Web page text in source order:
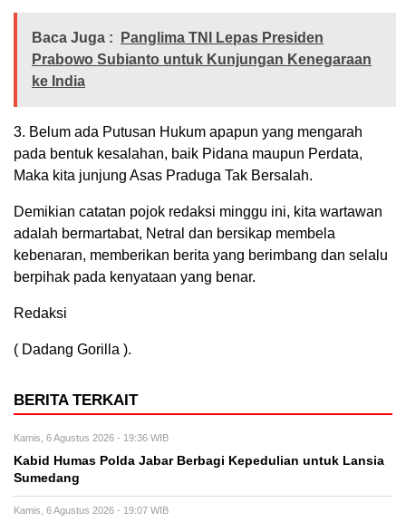
Baca Juga :
Panglima TNI Lepas Presiden
Prabowo Subianto untuk Kunjungan Kenegaraan
ke India
3. Belum ada Putusan Hukum apapun yang mengarah
pada bentuk kesalahan, baik Pidana maupun Perdata,
Maka kita junjung Asas Praduga Tak Bersalah.
Demikian catatan pojok redaksi minggu ini, kita wartawan
adalah bermartabat, Netral dan bersikap membela
kebenaran, memberikan berita yang berimbang dan selalu
berpihak pada kenyataan yang benar.
Redaksi
( Dadang Gorilla ).
BERITA TERKAIT
Kamis, 6 Agustus 2026 - 19:36 WIB
Kabid Humas Polda Jabar Berbagi Kepedulian untuk Lansia
Sumedang
Kamis, 6 Agustus 2026 - 19:07 WIB